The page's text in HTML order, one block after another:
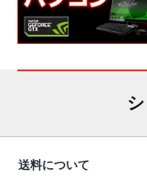
送料について